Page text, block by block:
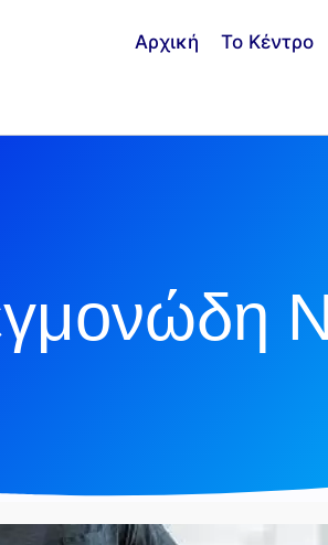
Αρχική Το Κέντρο